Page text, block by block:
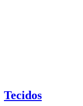
Tecidos